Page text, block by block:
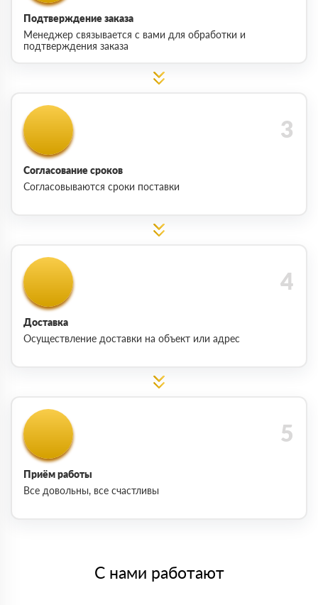
Подтверждение заказа
Менеджер связывается с вами для обработки и
подтверждения заказа
Согласование сроков
Согласовываются сроки поставки
Доставка
Осуществление доставки на объект или адрес
Приём работы
Все довольны, все счастливы
С нами работают